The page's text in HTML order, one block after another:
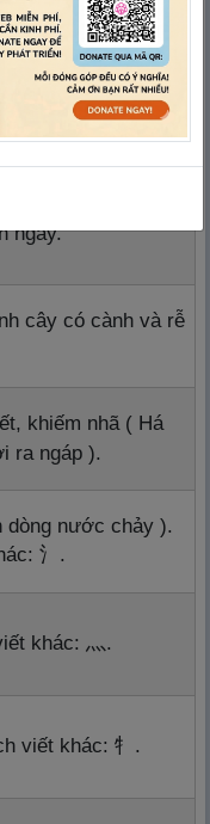
khẽ. Cách viết
vị đo lường lương
đấu gạo ).
ngày.
cây có cành và rễ
khiếm nhã ( Há
ra ngáp ).
dòng nước chảy ).
氵 .
khác: 灬.
viết khác: 牜 .